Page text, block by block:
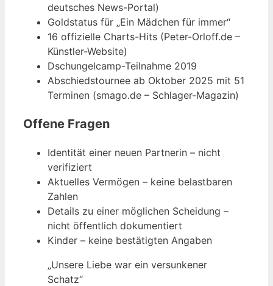
deutsches News-Portal)
Goldstatus für „Ein Mädchen für immer“
16 offizielle Charts-Hits (Peter-Orloff.de –
Künstler-Website)
Dschungelcamp-Teilnahme 2019
Abschiedstournee ab Oktober 2025 mit 51
Terminen (smago.de – Schlager-Magazin)
Offene Fragen
Identität einer neuen Partnerin – nicht
verifiziert
Aktuelles Vermögen – keine belastbaren
Zahlen
Details zu einer möglichen Scheidung –
nicht öffentlich dokumentiert
Kinder – keine bestätigten Angaben
„Unsere Liebe war ein versunkener
Schatz“